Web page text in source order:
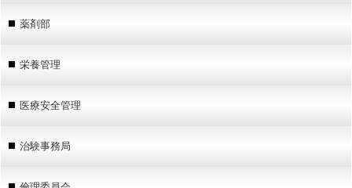
薬剤部
栄養管理
医療安全管理
治験事務局